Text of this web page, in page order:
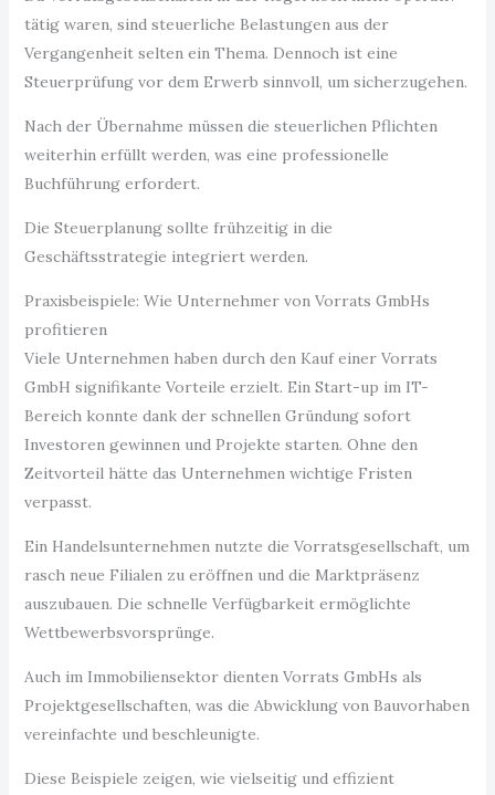
tätig waren, sind steuerliche Belastungen aus der
Vergangenheit selten ein Thema. Dennoch ist eine
Steuerprüfung vor dem Erwerb sinnvoll, um sicherzugehen.
Nach der Übernahme müssen die steuerlichen Pflichten
weiterhin erfüllt werden, was eine professionelle
Buchführung erfordert.
Die Steuerplanung sollte frühzeitig in die
Geschäftsstrategie integriert werden.
Praxisbeispiele: Wie Unternehmer von Vorrats GmbHs
profitieren
Viele Unternehmen haben durch den Kauf einer Vorrats
GmbH signifikante Vorteile erzielt. Ein Start-up im IT-
Bereich konnte dank der schnellen Gründung sofort
Investoren gewinnen und Projekte starten. Ohne den
Zeitvorteil hätte das Unternehmen wichtige Fristen
verpasst.
Ein Handelsunternehmen nutzte die Vorratsgesellschaft, um
rasch neue Filialen zu eröffnen und die Marktpräsenz
auszubauen. Die schnelle Verfügbarkeit ermöglichte
Wettbewerbsvorsprünge.
Auch im Immobiliensektor dienten Vorrats GmbHs als
Projektgesellschaften, was die Abwicklung von Bauvorhaben
vereinfachte und beschleunigte.
Diese Beispiele zeigen, wie vielseitig und effizient